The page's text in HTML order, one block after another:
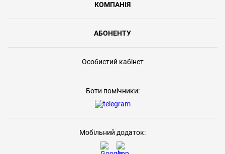
КОМПАНІЯ
АБОНЕНТУ
Особистий кабінет
Боти помічники:
Мобільний додаток: